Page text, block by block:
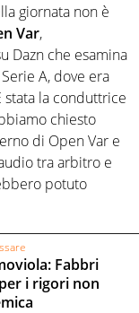
giornata non è
Var,
Dazn che esamina
A, dove era
stata la conduttrice
chiesto
di Open Var e
tra arbitro e
potuto
Fabbri
i rigori non